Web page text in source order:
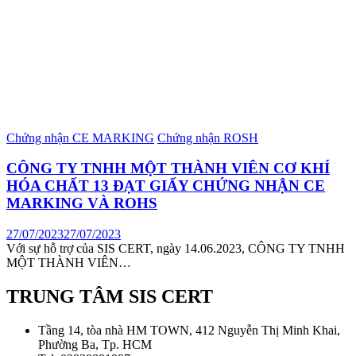
Chứng nhận CE MARKING Chứng nhận ROSH
CÔNG TY TNHH MỘT THÀNH VIÊN CƠ KHÍ
HÓA CHẤT 13 ĐẠT GIẤY CHỨNG NHẬN CE
MARKING VÀ ROHS
27/07/202327/07/2023
Với sự hỗ trợ của SIS CERT, ngày 14.06.2023, CÔNG TY TNHH
MỘT THÀNH VIÊN…
TRUNG TÂM SIS CERT
Tầng 14, tòa nhà HM TOWN, 412 Nguyễn Thị Minh Khai,
Phường Ba, Tp. HCM